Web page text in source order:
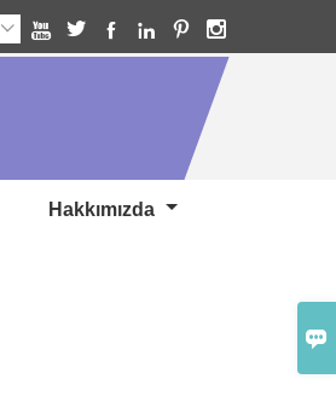

     

Hakkımızda